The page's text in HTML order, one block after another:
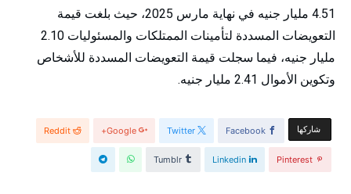
4.51 مليار جنيه في نهاية مارس 2025، حيث بلغت قيمة
التعويضات المسددة لتأمينات الممتلكات والمسئوليات 2.10
مليار جنيه، فيما سجلت قيمة التعويضات المسددة للأشخاص
وتكوين الأموال 2.41 مليار جنيه.
‫‫ شاركها‬ Facebook
Twitter
Google+
Reddit
Pinterest
Linkedin
Tumblr